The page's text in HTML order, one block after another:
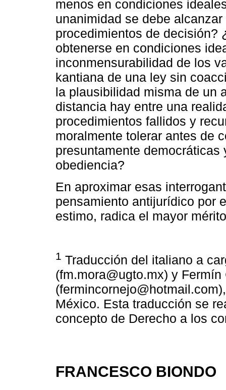
menos en condiciones
unanimidad se debe
procedimientos de decisión?
obtenerse en condiciones
inconmensurabilidad de los
kantiana de una ley sin
la plausibilidad misma de un
distancia hay entre una
procedimientos fallidos y
moralmente tolerar antes de
presuntamente
obediencia?
En aproximar esas
pensamiento antijurídico por
estimo, radica el mayor
1 Traducción del italiano a
(fm.mora@ugto.mx) y
México. Esta traducción se
concepto de Derecho a los
FRANCESCO BIONDO